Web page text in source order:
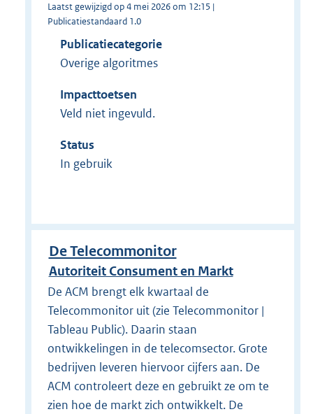
Laatst gewijzigd op 4 mei 2026 om 12:15 |
Publicatiestandaard 1.0
Publicatiecategorie
Overige algoritmes
Impacttoetsen
Veld niet ingevuld.
Status
In gebruik
De Telecommonitor
Autoriteit Consument en Markt
De ACM brengt elk kwartaal de
Telecommonitor uit (zie Telecommonitor |
Tableau Public). Daarin staan
ontwikkelingen in de telecomsector. Grote
bedrijven leveren hiervoor cijfers aan. De
ACM controleert deze en gebruikt ze om te
zien hoe de markt zich ontwikkelt. De